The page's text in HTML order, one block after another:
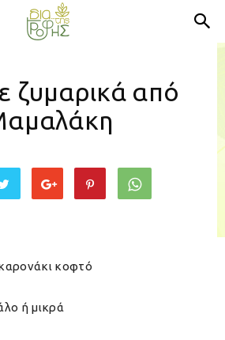
ζυμαρικά από
κοφτό
ή μικρά